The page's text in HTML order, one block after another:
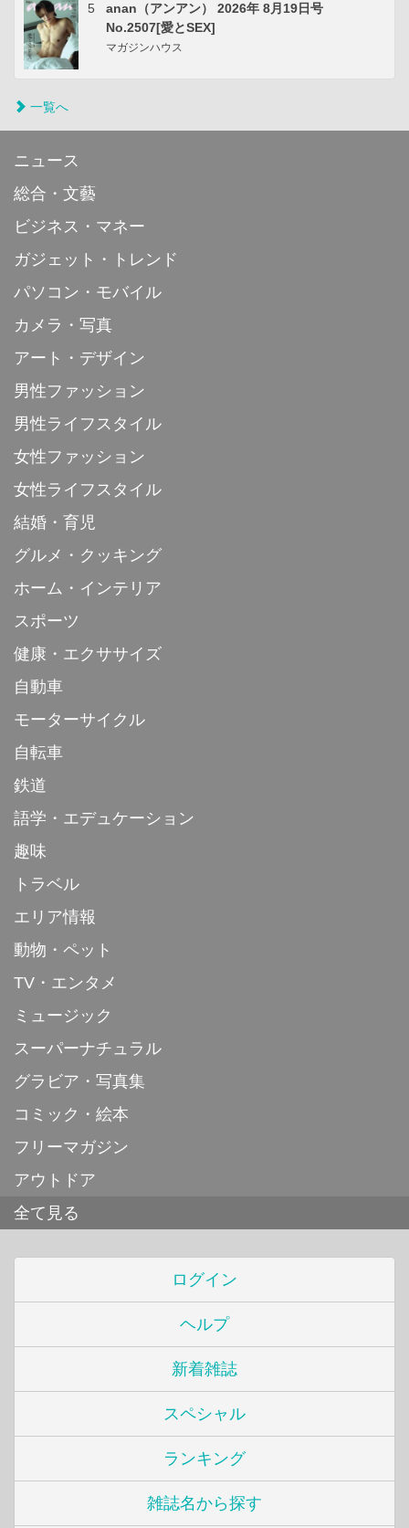
5
anan（アンアン） 2026年 8月19日号
No.2507[愛とSEX]
マガジンハウス
一覧へ
ニュース
総合・文藝
ビジネス・マネー
ガジェット・トレンド
パソコン・モバイル
カメラ・写真
アート・デザイン
男性ファッション
男性ライフスタイル
女性ファッション
女性ライフスタイル
結婚・育児
グルメ・クッキング
ホーム・インテリア
スポーツ
健康・エクササイズ
自動車
モーターサイクル
自転車
鉄道
語学・エデュケーション
趣味
トラベル
エリア情報
動物・ペット
TV・エンタメ
ミュージック
スーパーナチュラル
グラビア・写真集
コミック・絵本
フリーマガジン
アウトドア
全て見る
ログイン
ヘルプ
新着雑誌
スペシャル
ランキング
雑誌名から探す